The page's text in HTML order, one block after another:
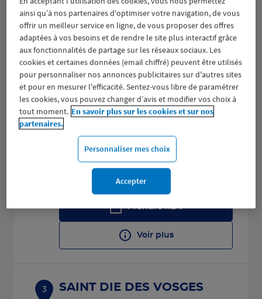
Ouvert actuellement 09:00 - 13:00 et
14:00 - 18:00
Prendre RDV
Voir plus
2
REMIREMONT
23 RUE DU GRAND BREUIL
88200 REMIREMONT
Note de 4.7 sur 5
(192 avis)
Ouvert actuellement 09:00 - 12:00 et
13:30 - 17:30
Prendre RDV
Voir plus
3
SAINT DIE DES VOSGES
ainsi qu’à nos partenaires d'optimiser votre navigation, de vous
offrir un meilleur service en ligne, de vous proposer des offres
adaptées à vos besoins et de rendre le site plus interactif grâce
aux fonctionnalités de partage sur les réseaux sociaux. Les
cookies et certaines données (email chiffré) peuvent être utilisés
pour personnaliser nos annonces publicitaires sur d'autres sites
et pour en mesurer l'efficacité. Sentez-vous libre de paramétrer
les cookies, vous pouvez changer d’avis et modifier vos choix à
tout moment. En savoir plus sur les cookies et sur nos
partenaires.
Personnaliser mes choix
Accepter